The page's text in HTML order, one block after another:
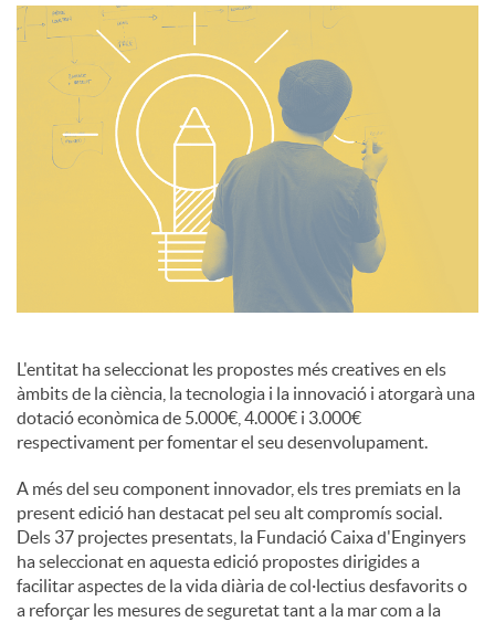
i
L'entitat ha seleccionat les propostes més creatives en els
àmbits de la ciència, la tecnologia i la innovació i atorgarà una
dotació econòmica de 5.000€, 4.000€ i 3.000€
respectivament per fomentar el seu desenvolupament.
A més del seu component innovador, els tres premiats en la
present edició han destacat pel seu alt compromís social.
Dels 37 projectes presentats, la Fundació Caixa d'Enginyers
ha seleccionat en aquesta edició propostes dirigides a
facilitar aspectes de la vida diària de col·lectius desfavorits o
a reforçar les mesures de seguretat tant a la mar com a la